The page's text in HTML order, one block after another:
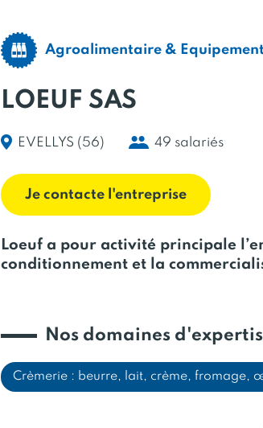
Agroalimentaire & Equipement
LOEUF SAS
EVELLYS (56) 49 salariés
Je contacte l'entreprise
Loeuf a pour activité principale
conditionnement et la
Nos domaines
Crèmerie : beurre, lait, crème, fromage,